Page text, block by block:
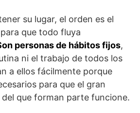
su lugar, el orden es el
que todo fluya
personas de hábitos fijos,
ni el trabajo de todos los
a ellos fácilmente porque
para que el gran
que forman parte funcione.